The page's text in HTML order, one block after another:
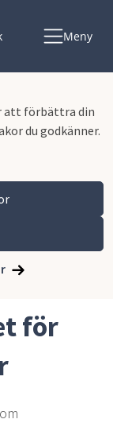
att förbättra din
du godkänner.
Meny
för